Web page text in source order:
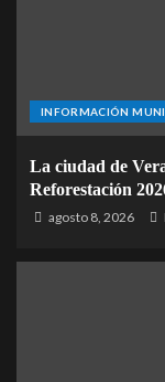
INFORMACIÓN
La ciudad de
Reforestación
agosto 8, 2026